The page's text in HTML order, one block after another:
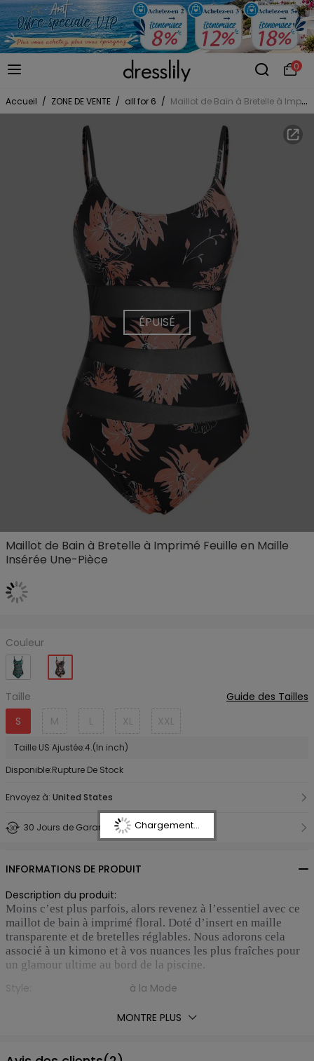
0
Accueil / ZONE DE VENTE / all for 6 / Maillot de Bain à Bretelle à Imprimé Feuille en Maille Insérée Une-Pièce
ÉPUISÉ
Maillot de Bain à Bretelle à Imprimé Feuille en Maille
Insérée Une-Pièce
Couleur
Taille
Guide des Tailles
S
M L XL XXL
Taille US Ajustée:4.(In inch)
Disponible:Rupture De Stock
Envoyez à: United States
30 Jours de Garantie Retour
INFORMATIONS DE PRODUIT
Description du produit:
Moins c’est plus parfois, alors revenez à l’essentiel avec ce
maillot de bain à imprimé floral. Doté d’insert en maille
transparente et de bretelles réglables. Nous adorons cela
associé à un kimono et à vos nuances les plus fraîches pour
un glamour ultime au bord de la piscine.
Style:
à la Mode
Pour Femmes
MONTRE PLUS
Chargement...